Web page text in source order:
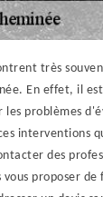
très
En effet, il
problèmes
interventions
des
vous proposer